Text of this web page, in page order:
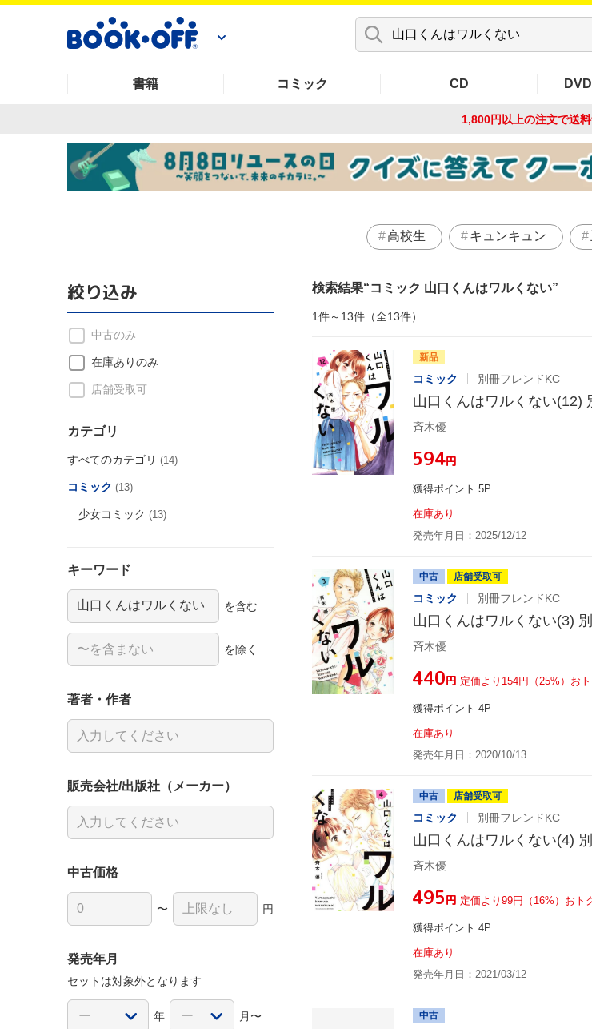
書籍 コミック CD
1,800円以上の注文で送
高校生 キュンキュン
検索結果 コミック 山口くんはワルくない
1件～13件（全13件）
新品
コミック 別冊フレンドKC
山口くんはワルくない(12)
斉木優
¥594円
獲得ポイント 5P
在庫あり
発売年月日：2025/12/12
中古 店舗受取可
コミック 別冊フレンドKC
山口くんはワルくない(3)
斉木優
¥440円 定価より154円（25%）おト
獲得ポイント 4P
在庫あり
発売年月日：2020/10/13
中古 店舗受取可
コミック 別冊フレンドKC
山口くんはワルくない(4)
斉木優
¥495円 定価より99円（16%）おト
獲得ポイント 4P
在庫あり
発売年月日：2021/03/12
中古
絞り込み
中古のみ
在庫ありのみ
店舗受取可
カテゴリ
すべてのカテゴリ (14)
コミック (13)
少女コミック (13)
キーワード
を含む
を除く
著者・作者
販売会社/出版社（メーカー）
中古価格
〜 円
発売年月
セットは対象外となります
年 月〜